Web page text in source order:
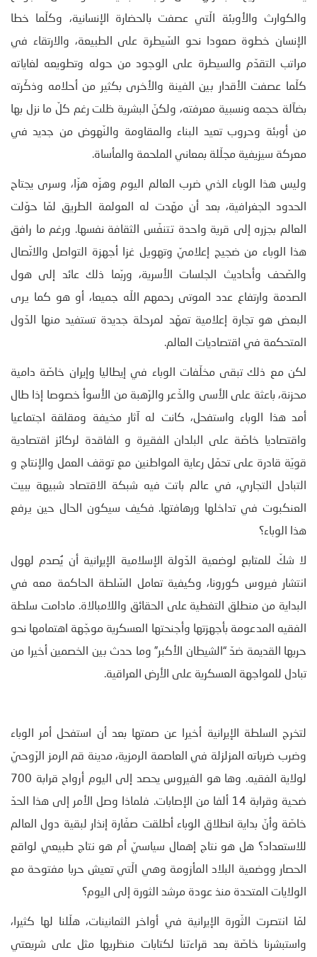
والكوارث والأوبئة الّتي عصفت بالحضارة الإنسانية، وكلّما خطا
الإنسان خطوة صعودا نحو السّيطرة على الطبيعة، والارتقاء في
مراتب التقدّم والسيطرة على الوجود من حوله وتطويعه لغاياته
كلّما عصفت الأقدار بين الفينة والأخرى بكثير من أحلامه وذكّرته
بضآلة حجمه ونسبية معرفته، ولكنّ البشرية ظلت رغم كلّ ما نزل بها
من أوبئة وحروب تعيد البناء والمقاومة والنّهوض من جديد في
معركة سيزيفية مجلّلة بمعاني الملحمة والمأساة.
وليس هذا الوباء الذي ضرب العالم اليوم وهزّه هزّا، وسرى يجتاح
الحدود الجغرافية، بعد أن مهّدت له العولمة الطريق لمّا حوّلت
العالم بجزره إلى قرية واحدة تتنفّس الثقافة نفسها. ورغم ما رافق
هذا الوباء من ضجيج إعلاميّ وتهويل غزا أجهزة التواصل والاتّصال
والصّحف وأحاديث الجلسات الأسرية، وربّما ذلك عائد إلى هول
الصدمة وارتفاع عدد الموتى رحمهم اللّه جميعا، أو هو كما يرى
البعض هو تجارة إعلامية تمهّد لمرحلة جديدة تستفيد منها الدّول
المتحكمة في اقتصاديات العالم.
لكن مع ذلك تبقى مخلّفات الوباء في إيطاليا وإيران خاصّة دامية
محزنة، باعثة على الأسى والذّعر والرّهبة من الأسوأ خصوصا إذا طال
أمد هذا الوباء واستفحل، كانت له آثار مخيفة ومقلقة اجتماعيا
واقتصاديا خاصّة على البلدان الفقيرة و الفاقدة لركائز اقتصادية
قويّة قادرة على تحمّل رعاية المواطنين مع توقف العمل والإنتاج و
التبادل التجاري، في عالم باتت فيه شبكة الاقتصاد شبيهة ببيت
العنكبوت في تداخلها ورهافتها. فكيف سيكون الحال حين يرفع
هذا الوباء؟
لا شكّ للمتابع لوضعية الدّولة الإسلامية الإيرانية أن يُصدم لهول
انتشار فيروس كورونا، وكيفية تعامل السّلطة الحاكمة معه في
البداية من منطلق التغطية على الحقائق واللامبالاة. مادامت سلطة
الفقيه المدعومة بأجهزتها وأجنحتها العسكرية موجّهة اهتمامها نحو
حربها القديمة ضدّ “الشيطان الأكبر” وما حدث بين الخصمين أخيرا من
تبادل للمواجهة العسكرية على الأرض العراقية.
لتخرج السلطة الإيرانية أخيرا عن صمتها بعد أن استفحل أمر الوباء
وضرب ضرباته المزلزلة في العاصمة الرمزية، مدينة قم الرمز الرّوحيّ
لولاية الفقيه. وها هو الفيروس يحصد إلى اليوم أرواح قرابة 700
ضحية وقرابة 14 ألفا من الإصابات. فلماذا وصل الأمر إلى هذا الحدّ
خاصّة وأنّ بداية انطلاق الوباء أطلقت صفّارة إنذار لبقية دول العالم
للاستعداد؟ هل هو نتاج إهمال سياسيّ أم هو نتاج طبيعي لواقع
الحصار ووضعية البلاد المأزومة وهي الّتي تعيش حربا مفتوحة مع
الولايات المتحدة منذ عودة مرشد الثورة إلى اليوم؟
لمّا انتصرت الثّورة الإيرانية في أواخر الثمانينات، هلّلنا لها كثيرا،
واستبشرنا خاصّة بعد قراءتنا لكتابات منظريها مثل على شريعتي